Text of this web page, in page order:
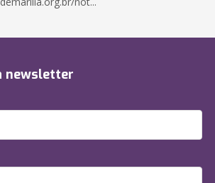
newsletter